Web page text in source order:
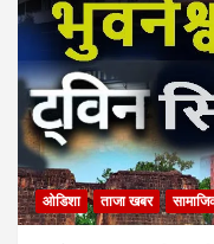
ओडिशा ताजा खबर